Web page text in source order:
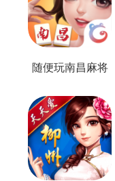
随便玩南昌麻将